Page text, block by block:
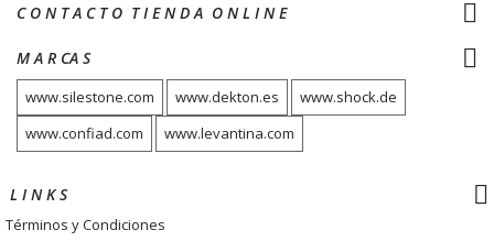
C O N T A C T O T I E N D A O N L I N E
M A R CA S
www.silestone.com www.dekton.es
www.shock.de
www.confiad.com
www.levantina.com
L I N K S
Términos y Condiciones